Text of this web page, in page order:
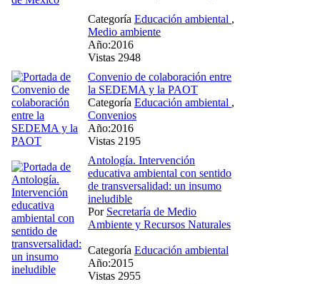
Categoría Educación ambiental ,
Medio ambiente
Año:2016
Vistas 2948
Convenio de colaboración entre
la SEDEMA y la PAOT
Categoría Educación ambiental ,
Convenios
Año:2016
Vistas 2195
Antología. Intervención
educativa ambiental con sentido
de transversalidad: un insumo
ineludible
Por Secretaría de Medio
Ambiente y Recursos Naturales
Categoría Educación ambiental
Año:2015
Vistas 2955